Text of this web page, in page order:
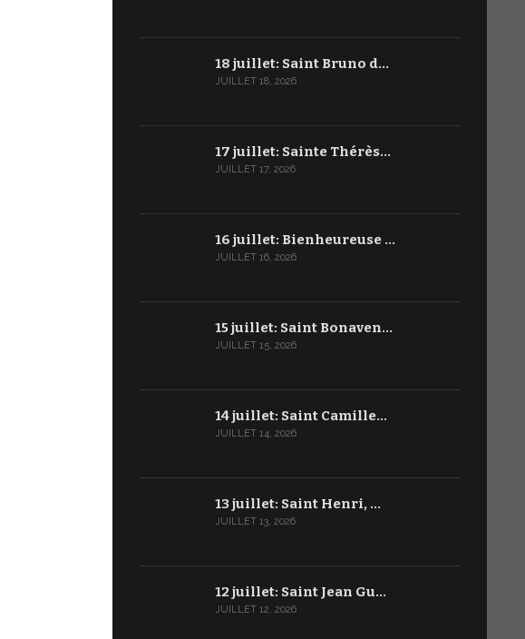
18 juillet: Saint Bruno d…
JUILLET 18, 2026
17 juillet: Sainte Thérès…
JUILLET 17, 2026
16 juillet: Bienheureuse …
JUILLET 16, 2026
15 juillet: Saint Bonaven…
JUILLET 15, 2026
14 juillet: Saint Camille…
JUILLET 14, 2026
13 juillet: Saint Henri, …
JUILLET 13, 2026
12 juillet: Saint Jean Gu…
JUILLET 12, 2026